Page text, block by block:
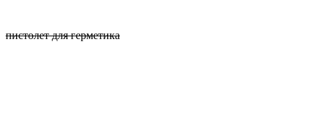
пистолет для герметика